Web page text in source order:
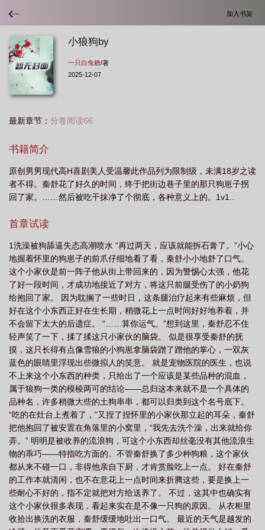
加入书架
小狼狗by
一只白兔糖/著
2025-12-07
最新章节： 分卷阅读66
书籍简介
原创男男现代高H喜剧美人受温馨此作品列为限制级，未满18岁之读
者不得。秦舒花了好久的时间，终于把街边巷子里的那只狗崽子拐
回了家。……然后被吃干抹净了个彻底，各种意义上的。1v1..
首章试读
1洗澡被狗舔逼失态高潮喷水 “再过两天，应该就能拆石膏了。”小心
地握着怀里的狗崽子的前爪仔细地看了看，秦舒小小地舒了口气。
这个小家伙是前一阵子他从街上带回来的，因为警惕心太强，他花
了好一段时间，才成功地接近了对方，将这只前腿受伤了的小奶狗
给抱回了家。 因为耽搁了一些时日，这条腿治疗起来有些麻烦，但
好在这个小东西正好在生长期，稍微花上一点时间好好地养着，并
不会留下太大的后遗症。 “……算你运气。”想到这里，秦舒忍不住
轻声笑了一下，揉了揉这只小家伙的脑袋。 似是很享受秦舒的抚
摸，这只长得有点像雪狼的小狗崽拿脑袋蹭了蹭他的掌心，一双灰
蓝色的眼睛里浮现出些微拟人的笑意。 就是宠物医院的医生，也说
不上来这个小东西的种类，只给出了一个应该是某些品种的混血，
属于狼狗一类的模棱两可的结论——总归这本来就不是一个具体的
品种名，许多稍微大些的土狗串串，都可以归类到这个名号底下。
“吃的在灶台上煮着了，”又捏了捏怀里的小家伙那立起的耳朵，秦舒
把他抱回了被安置在角落里的小窝里，“我先去洗个澡，出来就给你
弄。” 明明是被收养的流浪狗，可这个小东西却丝毫没有其他流浪生
物的乖巧——特指吃方面的。不管秦舒换了多少种狗粮，这个家伙
都从来不碰一口，非得他亲自下厨，才肯赏脸吃上一点。 好在秦舒
的工作本就清闲，也不在意花上一点时间来折腾这些，要是换上一
些耐心不好的，指不定就把对方给送养了。 不过，这其中也确实有
这个小家伙很多表现，看起来实在是不像一只狗的原因。 从衣柜里
收拾出换洗的衣服，秦舒缓缓地吐出一口气。 最近的天气是越发的